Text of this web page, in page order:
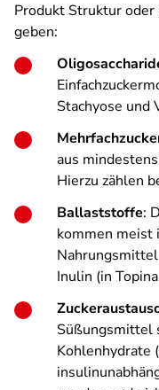
Produkt Struktur oder
geben:
Stachyose und
aus
Hierzu zählen
Ballaststoffe:
kommen meist
Inulin (in
Süßungsmittel
Kohlenhydrate